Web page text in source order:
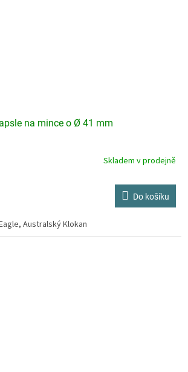
na mince o Ø 41 mm
Skladem v prodejně
Do košíku
Australský Klokan